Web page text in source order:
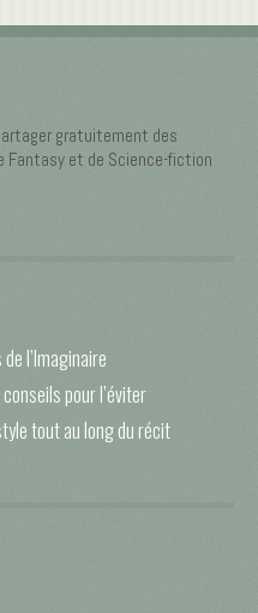
gratuitement des
Fantasy et de Science-fiction
l’Imaginaire
pour l’éviter
tout au long du récit